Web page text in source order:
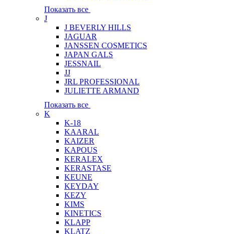
Показать все
J
J BEVERLY HILLS
JAGUAR
JANSSEN COSMETICS
JAPAN GALS
JESSNAIL
JJ
JRL PROFESSIONAL
JULIETTE ARMAND
Показать все
K
K-18
KAARAL
KAIZER
KAPOUS
KERALEX
KERASTASE
KEUNE
KEYDAY
KEZY
KIMS
KINETICS
KLAPP
KLATZ